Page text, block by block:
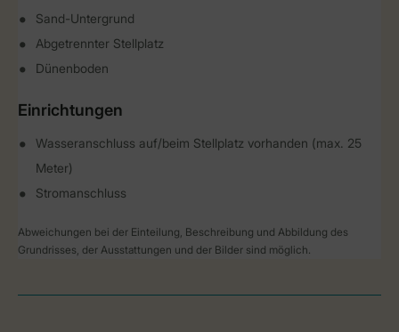
Sand-Untergrund
Abgetrennter Stellplatz
Dünenboden
Einrichtungen
Wasseranschluss auf/beim Stellplatz vorhanden (max. 25
Meter)
Stromanschluss
Abweichungen bei der Einteilung, Beschreibung und Abbildung des
Grundrisses, der Ausstattungen und der Bilder sind möglich.